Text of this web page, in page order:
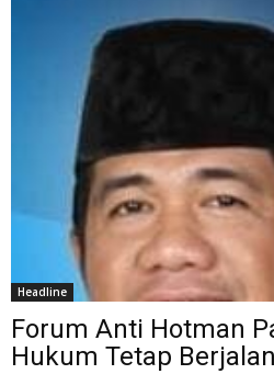
Headline
Forum Anti Hotman
Hukum Tetap Berjalan